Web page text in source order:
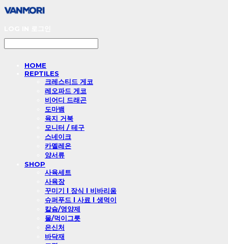
HOME
REPTILES
크레스티드 게코
레오파드 게코
비어디 드래곤
도마뱀
육지 거북
모니터 / 테구
스네이크
카멜레온
양서류
SHOP
사육세트
사육장
꾸미기 l 장식 l 비바리움
슈퍼푸드 l 사료 l 생먹이
칼슘/영양제
물/먹이그릇
은신처
바닥재